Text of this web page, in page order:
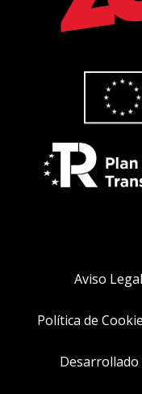
Aviso Legal
Política de
Desarrollado